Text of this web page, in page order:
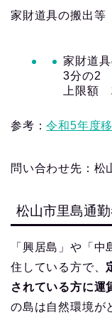
家財道具の搬出等
家財道
3分の2
上限額
参考：令和5年度
問い合わせ先：松
松山市里島通
「興居島」や「
住している方で、
されている方に運
の島は自然環境が